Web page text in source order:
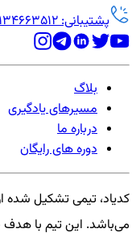
پشتیبانی: 09134663512
بلاگ
مسیرهای یادگیری
درباره ما
دوره های رایگان
کدیاد، تیمی تشکیل شده
می‌باشد. این تیم با